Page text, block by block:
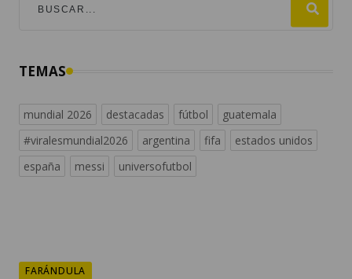
TEMAS
mundial 2026 destacadas fútbol
guatemala
#viralesmundial2026
argentina fifa
estados unidos
españa
messi universofutbol
FARÁNDULA